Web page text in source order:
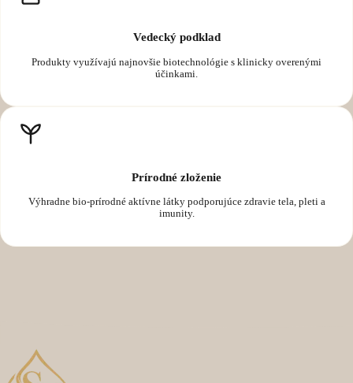
Vedecký podklad
Produkty využívajú najnovšie biotechnológie s klinicky overenými
účinkami.
Prírodné zloženie
Výhradne bio-prírodné aktívne látky podporujúce zdravie tela, pleti a
imunity.